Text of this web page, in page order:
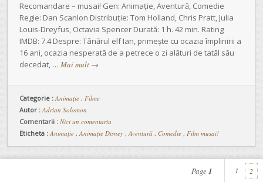
Recomandare – musai! Gen: Animație, Aventură, Comedie
Regie: Dan Scanlon Distribuție: Tom Holland, Chris Pratt, Julia
Louis-Dreyfus, Octavia Spencer Durată: 1 h. 42 min. Rating
IMDB: 7.4 Despre: Tânărul elf Ian, primește cu ocazia împlinirii a
16 ani, ocazia nesperată de a petrece o zi alături de tatăl său
decedat, … Mai mult →
Categorie :Animaţie , Filme
Autor : Adrian Solomon
Comentarii : Nici un comentariu
Eticheta : Animație ,Animație Disney ,Aventură , Comedie , Film musai!
1 2
Page1